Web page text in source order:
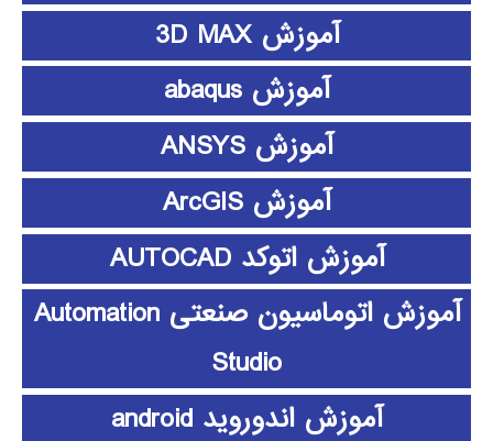
آموزش 3D MAX
آموزش abaqus
آموزش ANSYS
آموزش ArcGIS
آموزش اتوکد AUTOCAD
آموزش اتوماسیون صنعتی Automation
Studio
آموزش اندوروید android